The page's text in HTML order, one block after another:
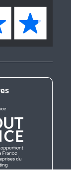
du